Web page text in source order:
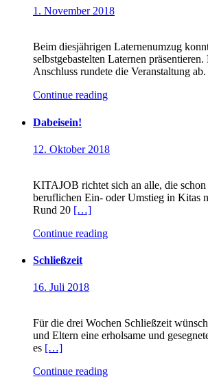
1. November 2018
Beim diesjährigen Laternenumzug
selbstgebastelten Laternen
Anschluss rundete die Veranstaltung
Continue reading
Dabeisein!
12. Oktober 2018
KITAJOB richtet sich an alle, die schon
beruflichen Ein- oder Umstieg in Kitas
Rund 20 […]
Continue reading
Schließzeit
16. Juli 2018
Für die drei Wochen Schließzeit
und Eltern eine erholsame und
es […]
Continue reading